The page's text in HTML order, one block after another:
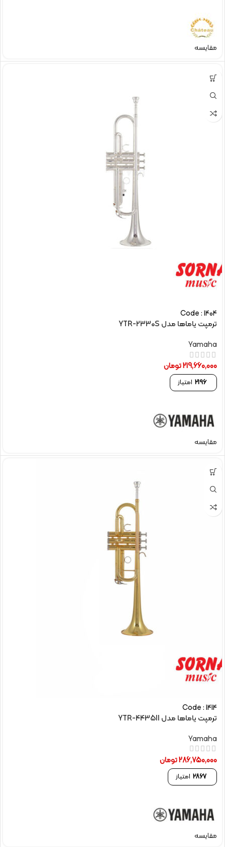
مقایسه
Code : 1404
ترمپت یاماها مدل YTR-2330S
Yamaha
219,660,000تومان
2196 امتیاز
مقایسه
Code : 1414
ترمپت یاماها مدل YTR-4435II
Yamaha
286,750,000تومان
2867 امتیاز
مقایسه